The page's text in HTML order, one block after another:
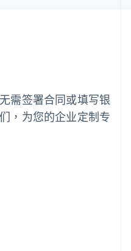
需签署合同或填写银
，为您的企业定制专